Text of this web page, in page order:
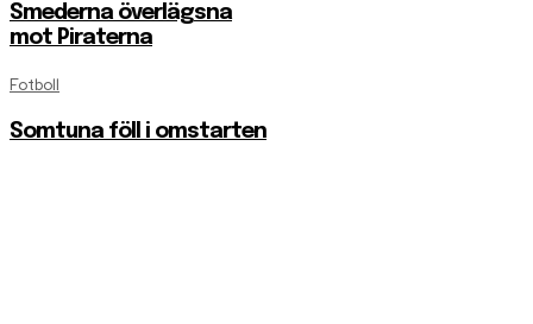
Smederna överlägsna
mot Piraterna
Fotboll
Somtuna föll i omstarten